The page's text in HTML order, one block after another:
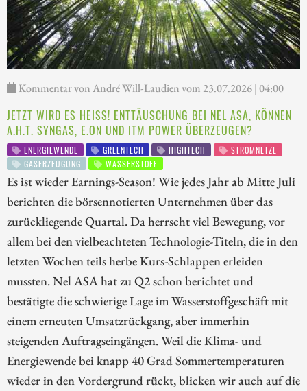
Kommentar von André Will-Laudien vom 23.07.2026 | 04:00
JETZT WIRD ES HEISS! ENTTÄUSCHUNG BEI NEL ASA, KÖNNEN A
.H.T. SYNGAS, E.ON UND ITM POWER ÜBERZEUGEN?
ENERGIEWENDE GREENTECH HIGHTECH
STROMNETZE
GASERZEUGUNG
WASSERSTOFF
Es ist wieder Earnings-Season! Wie jedes Jahr ab Mitte Juli
berichten die börsennotierten Unternehmen über das
zurückliegende Quartal. Da herrscht viel Bewegung, vor
allem bei den vielbeachteten Technologie-Titeln, die in den
letzten Wochen teils herbe Kurs-Schlappen erleiden
mussten. Nel ASA hat zu Q2 schon berichtet und
bestätigte die schwierige Lage im Wasserstoffgeschäft mit
einem erneuten Umsatzrückgang, aber immerhin
steigenden Auftragseingängen. Weil die Klima- und
Energiewende bei knapp 40 Grad Sommertemperaturen
wieder in den Vordergrund rückt, blicken wir auch auf die